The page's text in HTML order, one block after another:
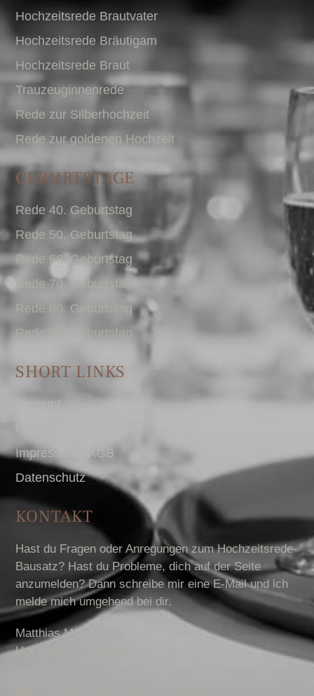
Hochzeitsrede Brautvater
Hochzeitsrede Bräutigam
Hochzeitsrede Braut
Trauzeuginnenrede
Rede zur Silberhochzeit
Rede zur goldenen Hochzeit
GEBURTSTAGE
Rede 40. Geburtstag
Rede 50. Geburtstag
Rede 60. Geburtstag
Rede 70. Geburtstag
Rede 80. Geburtstag
Rede 90. Geburtstag
SHORT LINKS
Account
Impressum I AGB
Datenschutz
KONTAKT
Hast du Fragen oder Anregungen zum Hochzeitsrede-
Bausatz? Hast du Probleme, dich auf der Seite
anzumelden? Dann schreibe mir eine E-Mail und ich
melde mich umgehend bei dir.
Matthias Müller-Krey
Hochzeitsrede-Bausatz